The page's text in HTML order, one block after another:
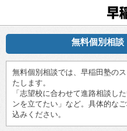
無料個別相
無料個別相談では、早稲田塾の
たします。
「志望校に合わせて進路相談し
ンを立てたい」など。具体的な
込みください。